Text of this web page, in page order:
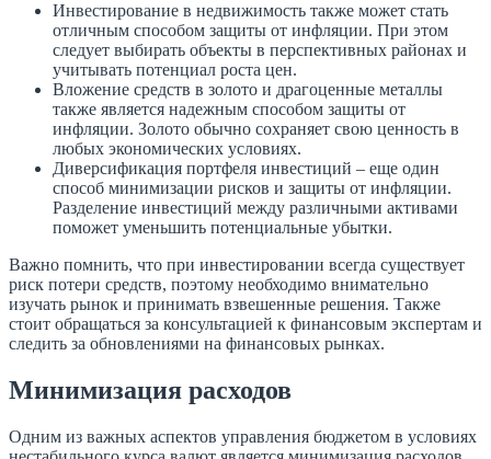
Инвестирование в недвижимость также может стать
отличным способом защиты от инфляции. При этом
следует выбирать объекты в перспективных районах и
учитывать потенциал роста цен.
Вложение средств в золото и драгоценные металлы
также является надежным способом защиты от
инфляции. Золото обычно сохраняет свою ценность в
любых экономических условиях.
Диверсификация портфеля инвестиций – еще один
способ минимизации рисков и защиты от инфляции.
Разделение инвестиций между различными активами
поможет уменьшить потенциальные убытки.
Важно помнить, что при инвестировании всегда существует
риск потери средств, поэтому необходимо внимательно
изучать рынок и принимать взвешенные решения. Также
стоит обращаться за консультацией к финансовым экспертам и
следить за обновлениями на финансовых рынках.
Минимизация расходов
Одним из важных аспектов управления бюджетом в условиях